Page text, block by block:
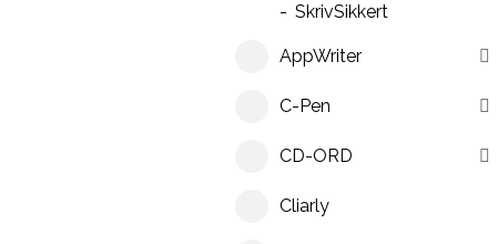
SkrivSikkert
AppWriter
C-Pen
CD-ORD
Cliarly